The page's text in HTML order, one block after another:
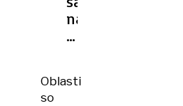
na
železnici
ki
Oblasti
so